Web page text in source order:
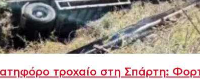
τροχαίο στη Σπάρτη: